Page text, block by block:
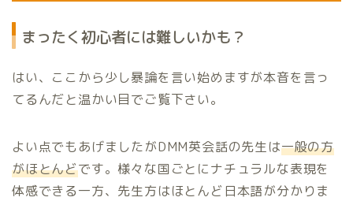
まったく初心者には難しいかも？
はい、ここから少し暴論を言い始めますが本音を言っ
てるんだと温かい目でご覧下さい。
よい点でもあげましたがDMM英会話の先生は一般の方
がほとんどです。様々な国ごとにナチュラルな表現を
体感できる一方、先生方はほとんど日本語が分かりま